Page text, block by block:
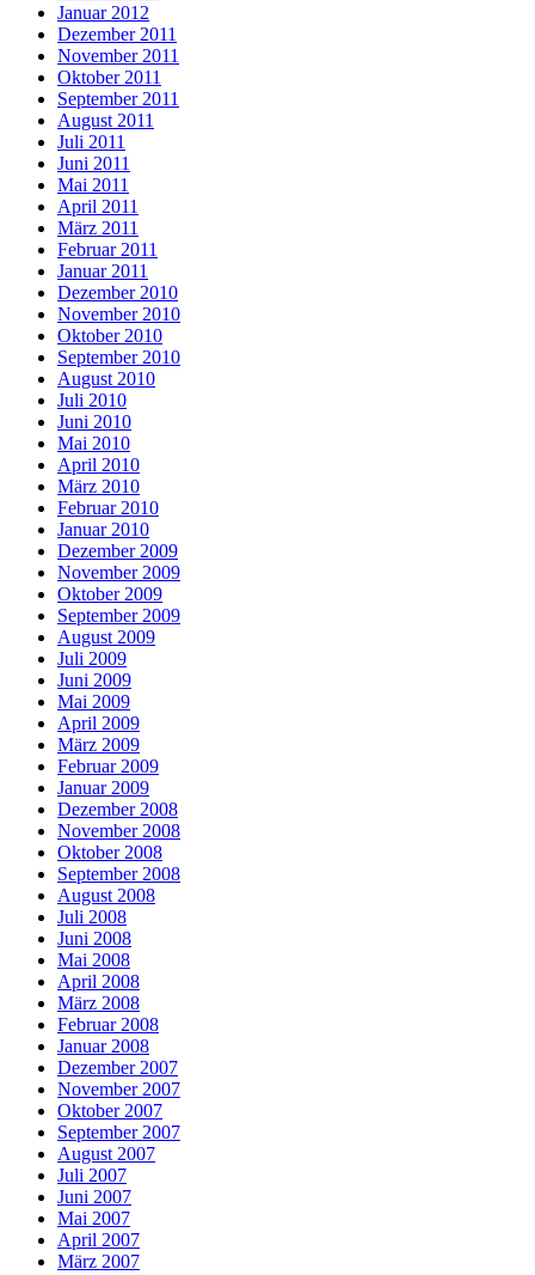
Januar 2012
Dezember 2011
November 2011
Oktober 2011
September 2011
August 2011
Juli 2011
Juni 2011
Mai 2011
April 2011
März 2011
Februar 2011
Januar 2011
Dezember 2010
November 2010
Oktober 2010
September 2010
August 2010
Juli 2010
Juni 2010
Mai 2010
April 2010
März 2010
Februar 2010
Januar 2010
Dezember 2009
November 2009
Oktober 2009
September 2009
August 2009
Juli 2009
Juni 2009
Mai 2009
April 2009
März 2009
Februar 2009
Januar 2009
Dezember 2008
November 2008
Oktober 2008
September 2008
August 2008
Juli 2008
Juni 2008
Mai 2008
April 2008
März 2008
Februar 2008
Januar 2008
Dezember 2007
November 2007
Oktober 2007
September 2007
August 2007
Juli 2007
Juni 2007
Mai 2007
April 2007
März 2007